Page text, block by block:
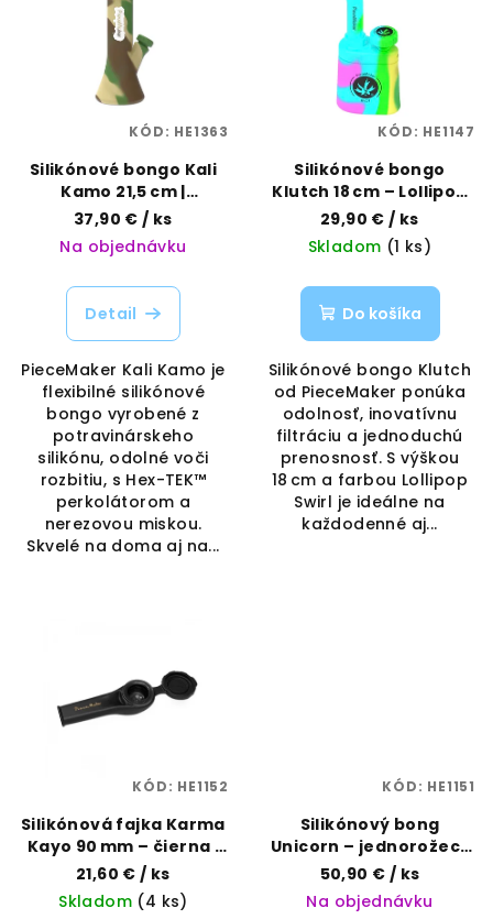
v
Silikónové bongo Kali
Kamo 21,5 cm |
PieceMaker | Vaporama
37,90 €/ ks
Na objednávku
Detail
PieceMaker Kali Kamo je
flexibilné silikónové
bongo vyrobené z
potravinárskeho
silikónu, odolné voči
rozbitiu, s Hex-TEK™
perkolátorom a
nerezovou miskou.
Skvelé na doma aj na...
KÓD: HE1363
Silikónové bongo
Klutch 18 cm – Lollipop
Swirl | PieceMaker |
Vaporama
29,90 €/ ks
Skladom (1 ks)
Do košíka
Silikónové bongo Klutch
od PieceMaker ponúka
odolnosť, inovatívnu
filtráciu a jednoduchú
prenosnosť. S výškou
18 cm a farbou Lollipop
Swirl je ideálne na
každodenné aj...
KÓD: HE1147
Silikónová fajka Karma
Kayo 90 mm – čierna |
PieceMaker | Vaporama
21,60 € / ks
Skladom (4 ks)
KÓD: HE1152
Silikónový bong
Unicorn – jednorožec |
PieceMaker | Vaporama
50,90 € / ks
Na objednávku
KÓD: HE1151